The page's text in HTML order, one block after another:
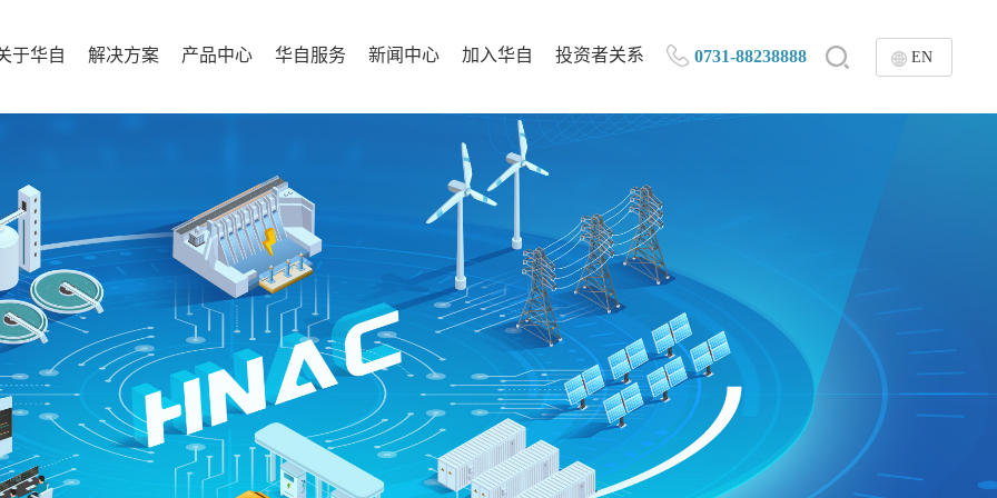
EN
于华自 解决方案 产品中心 华自服务 新闻中心 加入华自 投资者关系 0731-88238888